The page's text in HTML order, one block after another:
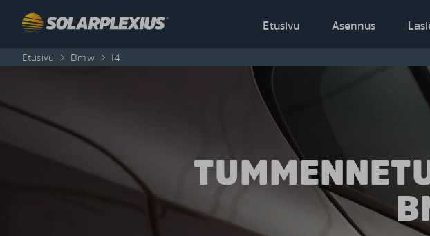
Etusivu
Asennus
Etusivu > Bmw > I4